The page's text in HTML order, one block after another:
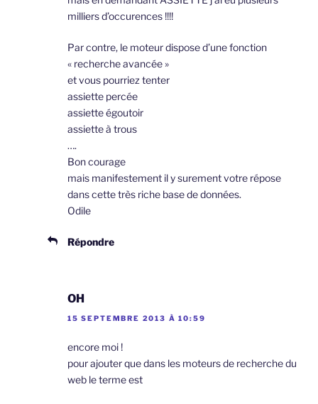
milliers d’occurences !!!!
Par contre, le moteur dispose d’une fonction
« recherche avancée »
et vous pourriez tenter
assiette percée
assiette égoutoir
assiette à trous
….
Bon courage
mais manifestement il y surement votre répose
dans cette très riche base de données.
Odile
Répondre
OH
15 SEPTEMBRE 2013 À 10:59
encore moi !
pour ajouter que dans les moteurs de recherche du
web le terme est